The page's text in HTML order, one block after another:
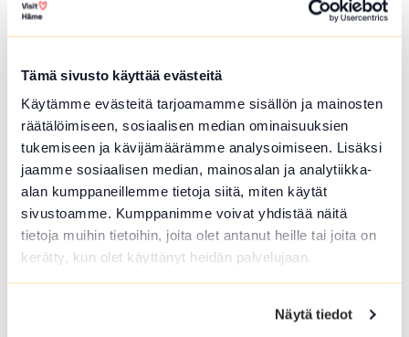
Tämä sivusto käyttää evästeitä
Käytämme evästeitä tarjoamamme sisällön ja mainosten
räätälöimiseen, sosiaalisen median ominaisuuksien
tukemiseen ja kävijämäärämme analysoimiseen. Lisäksi
jaamme sosiaalisen median, mainosalan ja analytiikka-
alan kumppaneillemme tietoja siitä, miten käytät
sivustoamme. Kumppanimme voivat yhdistää näitä
tietoja muihin tietoihin, joita olet antanut heille tai joita on
kerätty, kun olet käyttänyt heidän palvelujaan.
Näytä tiedot
Hämeenlinna
Hämeenlinna pähkinänkuoressa -
kompakti kulttuurihistoriallisen
keskustan kävelykierros. Lähtö:
Toripuistosta kirkon edestä
Lue lisää tapahtumasta Hämeenlinna